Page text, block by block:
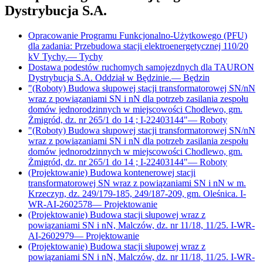
Dystrybucja S.A.
Opracowanie Programu Funkcjonalno-Użytkowego (PFU)
dla zadania: Przebudowa stacji elektroenergetycznej 110/20
kV Tychy.— Tychy
Dostawa podestów ruchomych samojezdnych dla TAURON
Dystrybucja S.A. Oddział w Będzinie.— Będzin
"(Roboty) Budowa słupowej stacji transformatorowej SN/nN
wraz z powiązaniami SN i nN dla potrzeb zasilania zespołu
domów jednorodzinnych w miejscowości Chodlewo, gm.
Żmigród, dz. nr 265/1 do 14 ; I-22403144"— Roboty
"(Roboty) Budowa słupowej stacji transformatorowej SN/nN
wraz z powiązaniami SN i nN dla potrzeb zasilania zespołu
domów jednorodzinnych w miejscowości Chodlewo, gm.
Żmigród, dz. nr 265/1 do 14 ; I-22403144"— Roboty
(Projektowanie) Budowa kontenerowej stacji
transformatorowej SN wraz z powiązaniami SN i nN w m.
Krzeczyn, dz. 249/179-185, 249/187-209, gm. Oleśnica. I-
WR-AI-2602578— Projektowanie
(Projektowanie) Budowa stacji słupowej wraz z
powiązaniami SN i nN, Malczów, dz. nr 11/18, 11/25. I-WR-
AI-2602979— Projektowanie
(Projektowanie) Budowa stacji słupowej wraz z
powiązaniami SN i nN, Malczów, dz. nr 11/18, 11/25. I-WR-